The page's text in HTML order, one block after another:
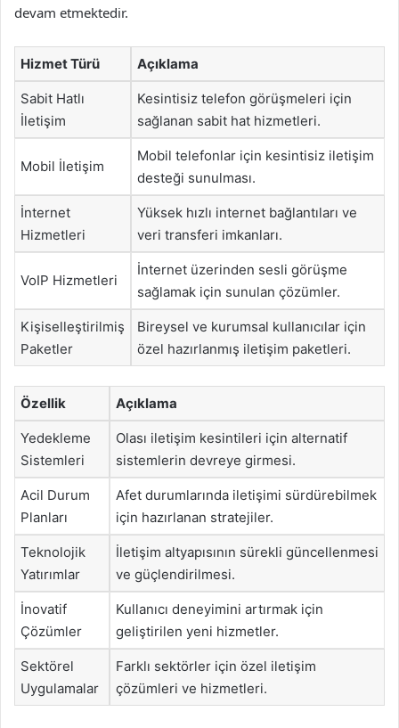
devam etmektedir.
Hizmet Türü Açıklama
Sabit Hatlı
İletişim
Kesintisiz telefon görüşmeleri için
sağlanan sabit hat hizmetleri.
Mobil İletişim
Mobil telefonlar için kesintisiz iletişim
desteği sunulması.
İnternet
Hizmetleri
Yüksek hızlı internet bağlantıları ve
veri transferi imkanları.
VoIP Hizmetleri
İnternet üzerinden sesli görüşme
sağlamak için sunulan çözümler.
Kişiselleştirilmiş
Paketler
Bireysel ve kurumsal kullanıcılar için
özel hazırlanmış iletişim paketleri.
Özellik Açıklama
Yedekleme
Sistemleri
Olası iletişim kesintileri için alternatif
sistemlerin devreye girmesi.
Acil Durum
Planları
Afet durumlarında iletişimi sürdürebilmek
için hazırlanan stratejiler.
Teknolojik
Yatırımlar
İletişim altyapısının sürekli güncellenmesi
ve güçlendirilmesi.
İnovatif
Çözümler
Kullanıcı deneyimini artırmak için
geliştirilen yeni hizmetler.
Sektörel
Uygulamalar
Farklı sektörler için özel iletişim
çözümleri ve hizmetleri.